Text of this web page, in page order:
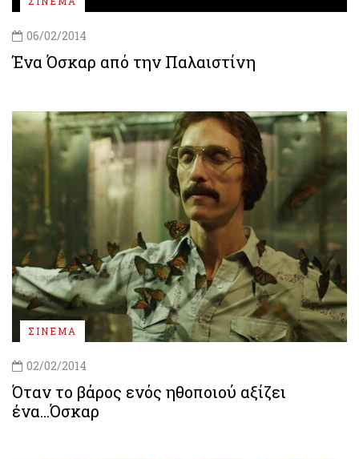
06/02/2014
Ένα Όσκαρ από την Παλαιστίνη
ΣΙΝΕΜΑ
02/02/2014
Όταν το βάρος ενός ηθοποιού αξίζει
ένα...Όσκαρ